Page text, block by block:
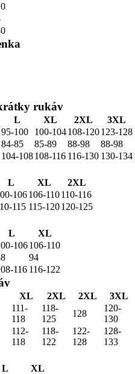
rukáv
L XL 2XL
3XL
95-100 100-104108-120123-128
84-85 85-89 88-98
88-98
104-108108-116 116-130 130-134
L XL
2XL
106106-110110-116
115 115-120120-125
L
XL
106106-110
94
116 116-122
XL 2XL 2XL
3XL
111-
118
118-
125
128
120-
130
112-
118
118-
122
122-
128
128-
133
L
XL